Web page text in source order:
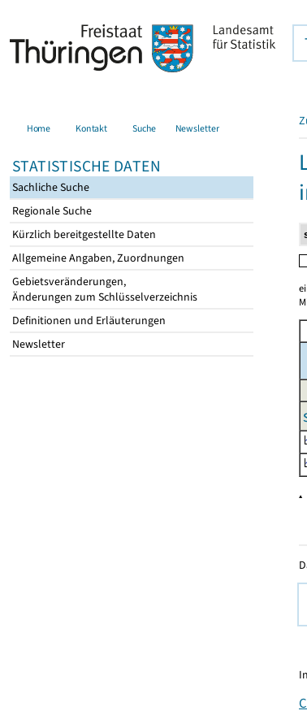
Home Kontakt Suche Newsletter
STATISTISCHE DATEN
Sachliche Suche
Regionale Suche
Kürzlich bereitgestellte Daten
Allgemeine Angaben, Zuordnungen
Gebietsveränderungen,
Änderungen zum Schlüsselverzeichnis
Definitionen und Erläuterungen
Newsletter
▴